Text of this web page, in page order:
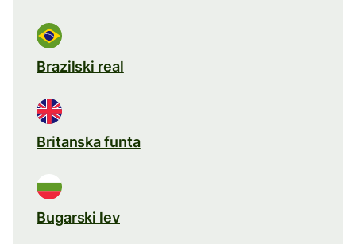
Brazilski real
Britanska funta
Bugarski lev